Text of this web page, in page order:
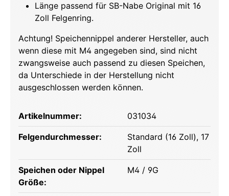
Länge passend für SB-Nabe Original mit 16
Zoll Felgenring.
Achtung! Speichennippel anderer Hersteller, auch
wenn diese mit M4 angegeben sind, sind nicht
zwangsweise auch passend zu diesen Speichen,
da Unterschiede in der Herstellung nicht
ausgeschlossen werden können.
Artikelnummer: 031034
Felgendurchmesser: Standard (16 Zoll), 17
Zoll
Speichen oder Nippel
Größe:
M4 / 9G